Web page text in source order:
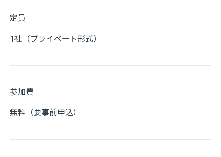
定員
1社（プライベート形式）
参加費
無料（要事前申込）